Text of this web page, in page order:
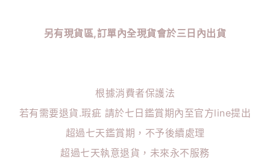
另有現貨區,訂單內全現貨會於三日內出貨
根據消費者保護法
若有需要退貨.瑕疵 請於七日鑑賞期內至官方line提出
超過七天鑑賞期，不予後續處理
超過七天執意退貨，未來永不服務